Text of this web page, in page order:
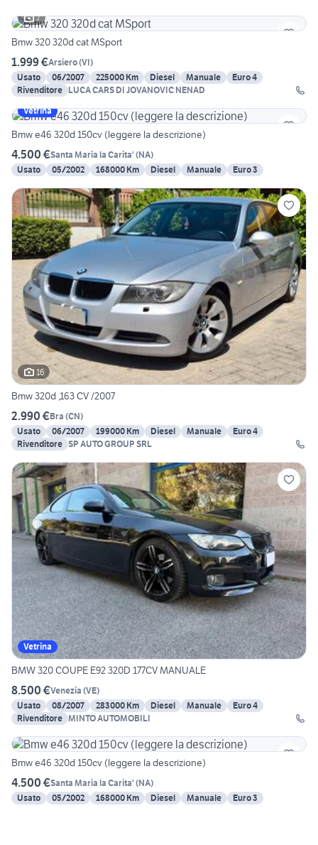
7
Bmw 320 320d cat MSport
1.999 €Arsiero(VI)
Usato
06/2007 225000 Km Diesel Manuale
Euro 4
Rivenditore LUCA CARS DI JOVANOVIC NENAD
Vetrina
Bmw e46 320d 150cv (leggere la descrizione)
4.500 €Santa Maria la Carita' (NA)
Usato
05/2002 168000 Km Diesel Manuale Euro 3
16
Bmw 320d ,163 CV /2007
2.990 €Bra (CN)
Usato
06/2007 199000 Km Diesel Manuale
Euro 4
Rivenditore SP AUTO GROUP SRL
Vetrina
BMW 320 COUPE E92 320D 177CV MANUALE
8.500 €Venezia (VE)
Usato
08/2007 283000 Km Diesel Manuale
Euro 4
Rivenditore MINTO AUTOMOBILI
Bmw e46 320d 150cv (leggere la descrizione)
4.500 €Santa Maria la Carita' (NA)
Usato
05/2002 168000 Km Diesel Manuale Euro 3